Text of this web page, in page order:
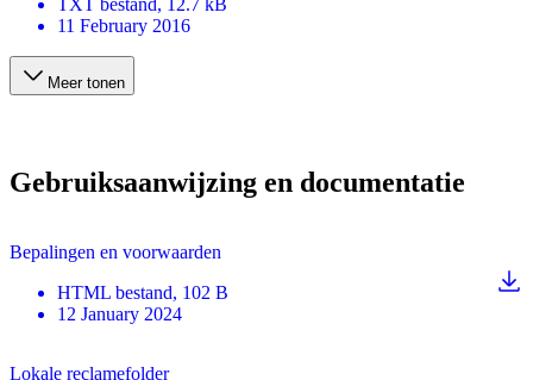
11 February 2016
Meer tonen
Gebruiksaanwijzing en documentatie
Bepalingen en voorwaarden
HTML bestand, 102 B
12 January 2024
Lokale reclamefolder